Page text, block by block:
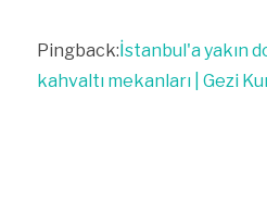
Pingback:İstanbul'a yakın
kahvaltı mekanları | Gezi